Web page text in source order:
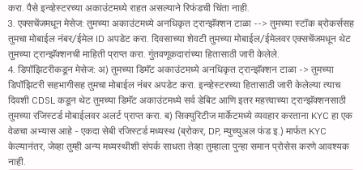
करा. पैसे इन्व्हेस्टरच्या अकाउंटमध्ये राहत असल्याने रिफंडची चिंता नाही.
3. एक्सचेंजमधून मेसेज: तुमच्या अकाउंटमध्ये अनधिकृत ट्रान्झॅक्शन टाळा --> तुमच्या स्टॉक ब्रोकर्ससह
तुमचा मोबाईल नंबर/ईमेल ID अपडेट करा. दिवसाच्या शेवटी तुमच्या मोबाईल/ईमेलवर एक्सचेंजमधून थेट
तुमच्या ट्रान्झॅक्शनची माहिती प्राप्त करा. गुंतवणूकदारांच्या हितासाठी जारी केलेले.
4. डिपॉझिटरीकडून मेसेज: अ) तुमच्या डिमॅट अकाउंटमध्ये अनधिकृत ट्रान्झॅक्शन टाळा -> तुमच्या
डिपॉझिटरी सहभागीसह तुमचा मोबाईल नंबर अपडेट करा. इन्व्हेस्टरच्या हितासाठी जारी केलेल्या त्याच
दिवशी CDSL कडून थेट तुमच्या डिमॅट अकाउंटमध्ये सर्व डेबिट आणि इतर महत्त्वाच्या ट्रान्झॅक्शनसाठी
तुमच्या रजिस्टर्ड मोबाईलवर अलर्ट प्राप्त करा. ब) सिक्युरिटीज मार्केटमध्ये व्यवहार करताना KYC हा एक
वेळचा अभ्यास आहे - एकदा सेबी रजिस्टर्ड मध्यस्थ (ब्रोकर, DP, म्युच्युअल फंड इ.) मार्फत KYC
केल्यानंतर, जेव्हा तुम्ही अन्य मध्यस्थीशी संपर्क साधता तेव्हा तुम्हाला पुन्हा समान प्रोसेस करणे आवश्यक
नाही.